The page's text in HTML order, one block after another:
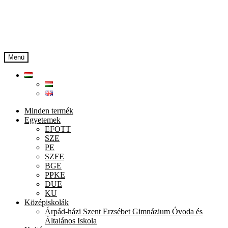
Menü
Minden termék
Egyetemek
EFOTT
SZE
PE
SZFE
BGE
PPKE
DUE
KU
Középiskolák
Árpád-házi Szent Erzsébet Gimnázium Óvoda és
Általános Iskola